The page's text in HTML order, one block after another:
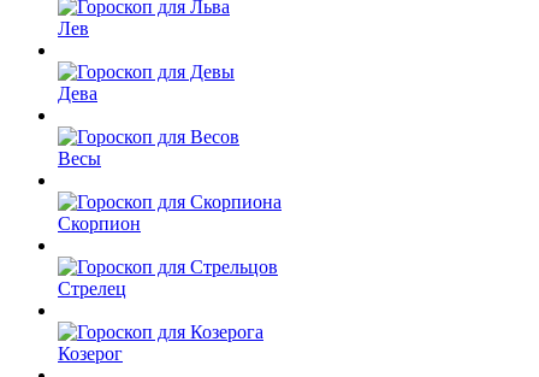
Лев
Дева
Весы
Скорпион
Стрелец
Козерог